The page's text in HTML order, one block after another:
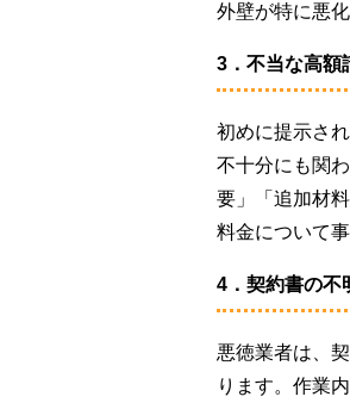
外壁が特に悪
3．不当な高額
初めに提示さ
不十分にも関
要」「追加材
料金について
4．契約書の不
悪徳業者は、
ります。作業